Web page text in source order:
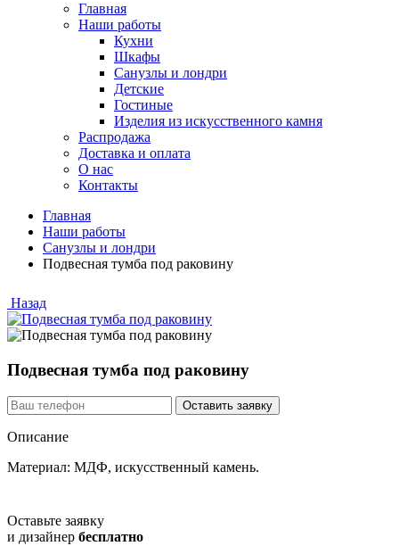
Главная
Наши работы
Кухни
Шкафы
Санузлы и лондри
Детские
Гостиные
Изделия из искусственного камня
Распродажа
Доставка и оплата
О нас
Контакты
Главная
Наши работы
Санузлы и лондри
Подвесная тумба под раковину
Назад
Подвесная тумба под раковину
Описание
Материал: МДФ, искусственный камень.
Оставьте заявку
и дизайнер бесплатно